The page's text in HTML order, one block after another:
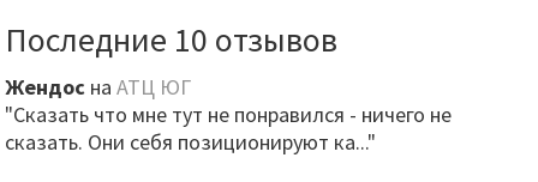
Последние 10 отзывов
Жендос наАТЦ ЮГ
"Сказать что мне тут не понравился - ничего не
сказать. Они себя позиционируют ка..."